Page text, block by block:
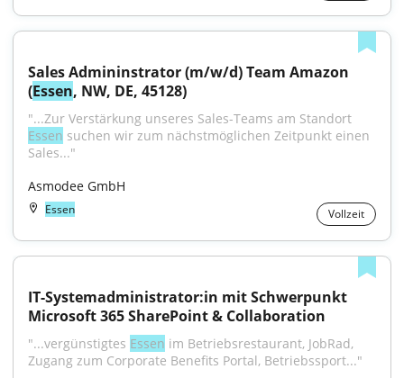
Sales Admininstrator (m/w/d) Team Amazon
(Essen, NW, DE, 45128)
Essen suchen wir zum nächstmöglichen Zeitpunkt einen
Sales..."
Asmodee GmbH
Essen Vollzeit
IT-Systemadministrator:in mit Schwerpunkt
Microsoft 365 SharePoint & Collaboration
"...vergünstigtes Essen im Betriebsrestaurant, JobRad,
Zugang zum Corporate Benefits Portal, Betriebssport..."